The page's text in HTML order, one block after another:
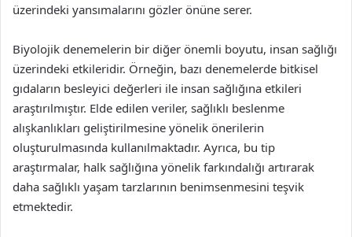
üzerindeki yansımalarını gözler önüne serer.
Biyolojik denemelerin bir diğer önemli boyutu, insan sağlığı
üzerindeki etkileridir. Örneğin, bazı denemelerde bitkisel
gıdaların besleyici değerleri ile insan sağlığına etkileri
araştırılmıştır. Elde edilen veriler, sağlıklı beslenme
alışkanlıkları geliştirilmesine yönelik önerilerin
oluşturulmasında kullanılmaktadır. Ayrıca, bu tip
araştırmalar, halk sağlığına yönelik farkındalığı artırarak
daha sağlıklı yaşam tarzlarının benimsenmesini teşvik
etmektedir.